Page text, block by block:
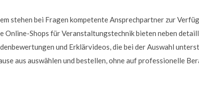
stehen bei Fragen kompetente Ansprechpartner zur
Online-Shops für Veranstaltungstechnik bieten neben
und Erklärvideos, die bei der Auswahl
aus auswählen und bestellen, ohne auf professionelle